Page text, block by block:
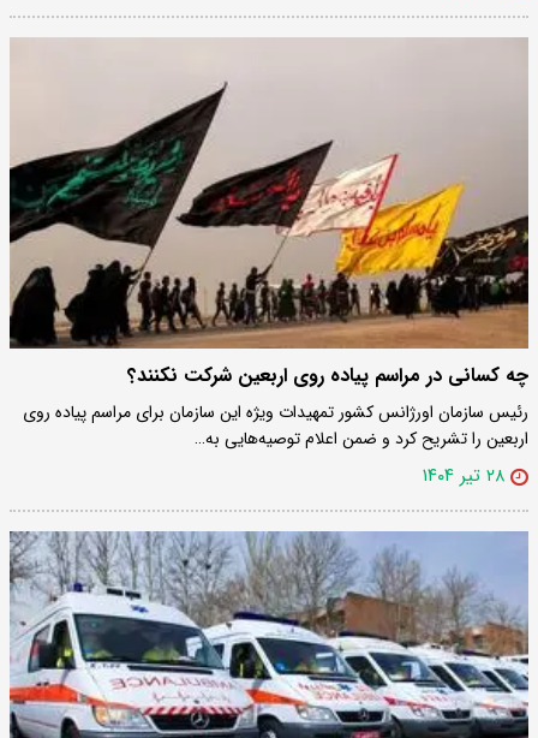
چه کسانی در مراسم‌ پیاده روی اربعین شرکت نکنند؟
رئیس سازمان اورژانس کشور تمهیدات ویژه این سازمان برای مراسم پیاده روی
اربعین را تشریح کرد و ضمن اعلام توصیه‌هایی به…
۲۸ تیر ۱۴۰۴